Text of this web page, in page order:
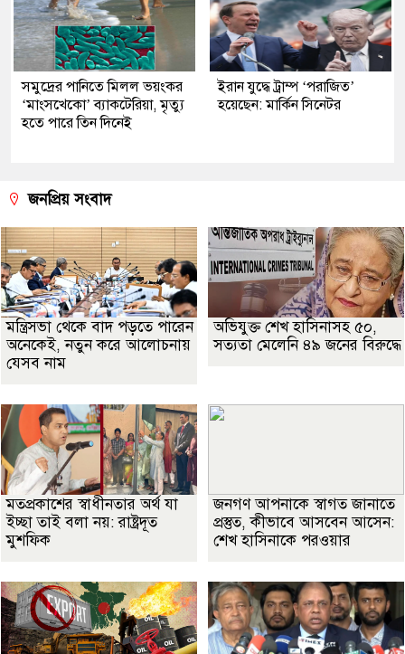
সমুদ্রের পানিতে মিলল ভয়ংকর
‘মাংসখেকো’ ব্যাকটেরিয়া, মৃত্যু
হতে পারে তিন দিনেই
ইরান যুদ্ধে ট্রাম্প ‘পরাজিত’
হয়েছেন: মার্কিন সিনেটর
জনপ্রিয় সংবাদ
মন্ত্রিসভা থেকে বাদ পড়তে পারেন
অনেকেই, নতুন করে আলোচনায়
যেসব নাম
অভিযুক্ত শেখ হাসিনাসহ ৫০,
সত্যতা মেলেনি ৪৯ জনের বিরুদ্ধে
মতপ্রকাশের স্বাধীনতার অর্থ যা
ইচ্ছা তাই বলা নয়: রাষ্ট্রদূত
মুশফিক
জনগণ আপনাকে স্বাগত জানাতে
প্রস্তুত, কীভাবে আসবেন আসেন:
শেখ হাসিনাকে পরওয়ার